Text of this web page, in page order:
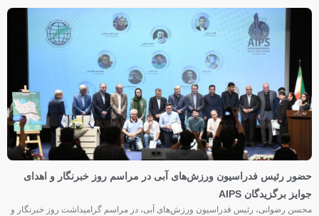
حضور رئیس فدراسیون ورزش‌های آبی در مراسم روز خبرنگار و اهدای
جوایز برگزیدگان AIPS
محسن رضوانی، رئیس فدراسیون ورزش‌های آبی، در مراسم گرامیداشت روز خبرنگار و